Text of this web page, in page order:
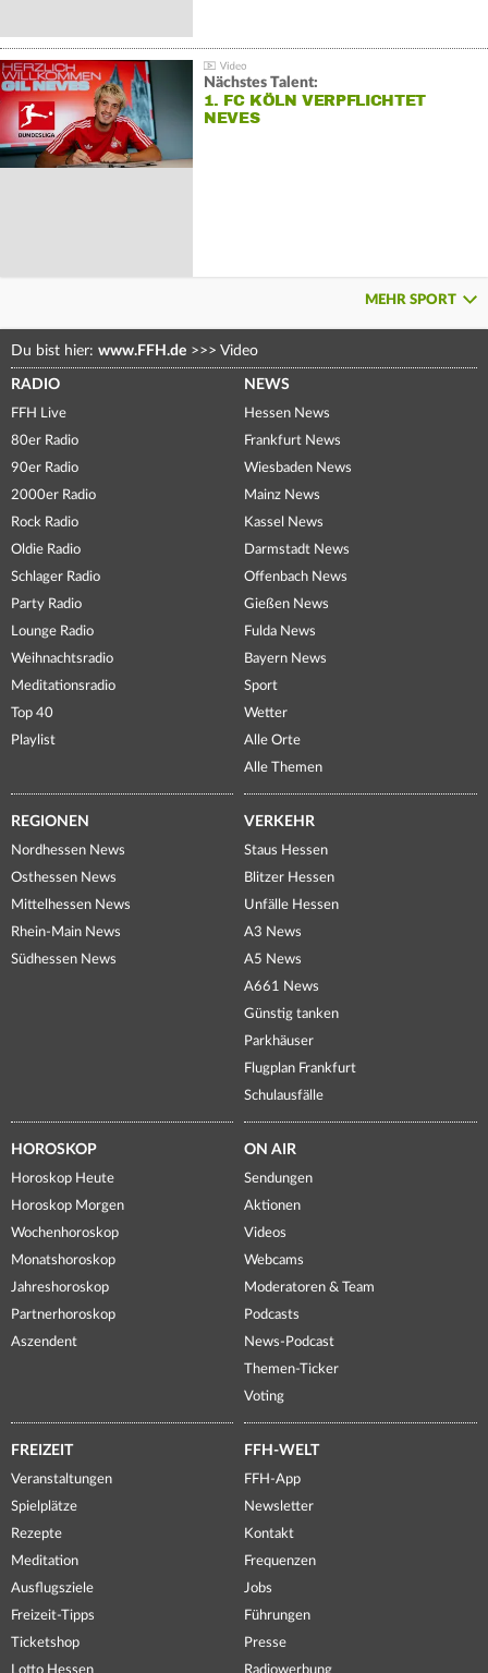
Nächstes Talent:
1. FC KÖLN VERPFLICHTET
NEVES
MEHR SPORT
Du bist hier: www.FFH.de >>> Video
RADIO
FFH Live
80er Radio
90er Radio
2000er Radio
Rock Radio
Oldie Radio
Schlager Radio
Party Radio
Lounge Radio
Weihnachtsradio
Meditationsradio
Top 40
Playlist
NEWS
Hessen News
Frankfurt News
Wiesbaden News
Mainz News
Kassel News
Darmstadt News
Offenbach News
Gießen News
Fulda News
Bayern News
Sport
Wetter
Alle Orte
Alle Themen
REGIONEN
Nordhessen News
Osthessen News
Mittelhessen News
Rhein-Main News
Südhessen News
VERKEHR
Staus Hessen
Blitzer Hessen
Unfälle Hessen
A3 News
A5 News
A661 News
Günstig tanken
Parkhäuser
Flugplan Frankfurt
Schulausfälle
HOROSKOP
Horoskop Heute
Horoskop Morgen
Wochenhoroskop
Monatshoroskop
Jahreshoroskop
Partnerhoroskop
Aszendent
ON AIR
Sendungen
Aktionen
Videos
Webcams
Moderatoren & Team
Podcasts
News-Podcast
Themen-Ticker
Voting
FREIZEIT
Veranstaltungen
Spielplätze
Rezepte
Meditation
Ausflugsziele
Freizeit-Tipps
Ticketshop
Lotto Hessen
FFH-WELT
FFH-App
Newsletter
Kontakt
Frequenzen
Jobs
Führungen
Presse
Radiowerbung